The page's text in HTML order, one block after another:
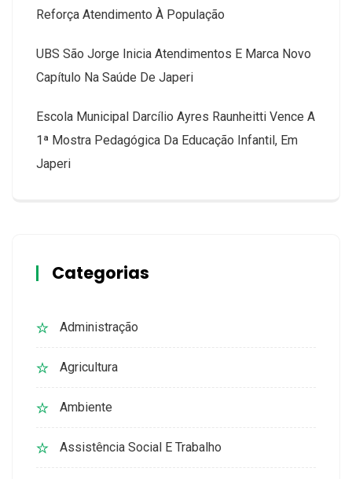
Reforça Atendimento À População
UBS São Jorge Inicia Atendimentos E Marca Novo
Capítulo Na Saúde De Japeri
Escola Municipal Darcílio Ayres Raunheitti Vence A
1ª Mostra Pedagógica Da Educação Infantil, Em
Japeri
Categorias
Administração
Agricultura
Ambiente
Assistência Social E Trabalho